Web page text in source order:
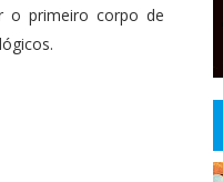
o primeiro corpo de